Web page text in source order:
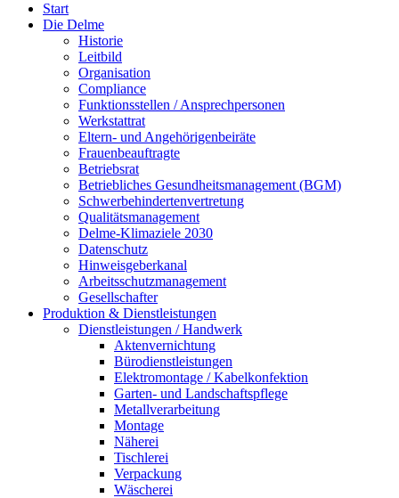
Start
Die Delme
Historie
Leitbild
Organisation
Compliance
Funktionsstellen / Ansprechpersonen
Werkstattrat
Eltern- und Angehörigenbeiräte
Frauenbeauftragte
Betriebsrat
Betriebliches Gesundheitsmanagement (BGM)
Schwerbehindertenvertretung
Qualitätsmanagement
Delme-Klimaziele 2030
Datenschutz
Hinweisgeberkanal
Arbeitsschutzmanagement
Gesellschafter
Produktion & Dienstleistungen
Dienstleistungen / Handwerk
Aktenvernichtung
Bürodienstleistungen
Elektromontage / Kabelkonfektion
Garten- und Landschaftspflege
Metallverarbeitung
Montage
Näherei
Tischlerei
Verpackung
Wäscherei